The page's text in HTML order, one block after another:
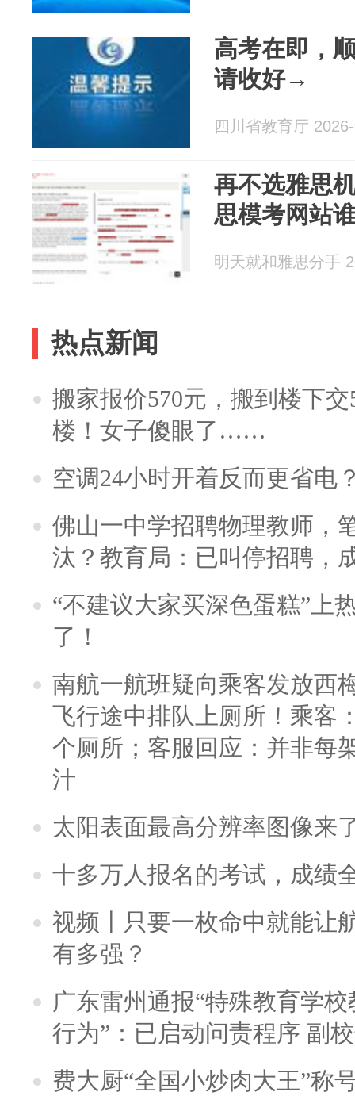
高考在即，
请收好→
四川省教育厅
再不选雅思
思模考网站
明天就和雅思分手
热点新闻
搬家报价570元，搬到楼下
楼！女子傻眼了……
空调24小时开着反而更省电
佛山一中学招聘物理教师，
汰？教育局：已叫停招聘，
“不建议大家买深色蛋糕”上
了！
南航一航班疑向乘客发放西
飞行途中排队上厕所！乘客
个厕所；客服回应：并非每
汁
太阳表面最高分辨率图像来
十多万人报名的考试，成绩
视频丨只要一枚命中就能让
有多强？
广东雷州通报“特殊教育学
行为”：已启动问责程序 副
费大厨“全国小炒肉大王”称